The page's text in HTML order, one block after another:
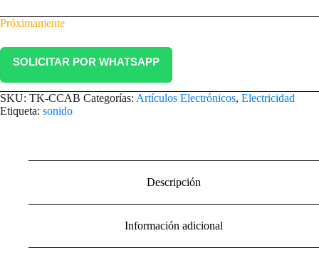
Próximamente
SOLICITAR POR WHATSAPP
SKU: TK-CCAB Categorías: Artículos Electrónicos, Electricidad
Etiqueta: sonido
Descripción
Información adicional